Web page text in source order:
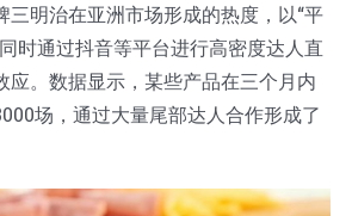
三明治在亚洲市场形成的热度，以“平
时通过抖音等平台进行高密度达人直
应。数据显示，某些产品在三个月内
场，通过大量尾部达人合作形成了